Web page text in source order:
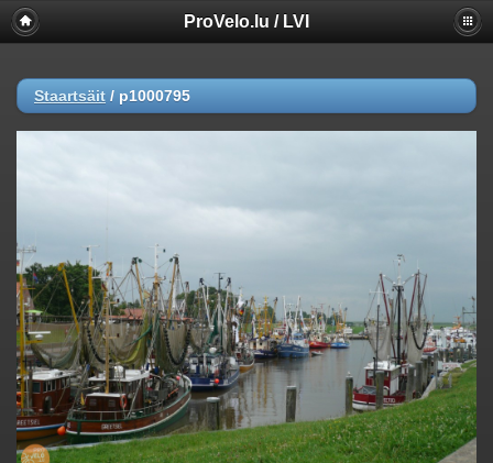
ProVelo.lu / LVI
Staartsäit / p1000795